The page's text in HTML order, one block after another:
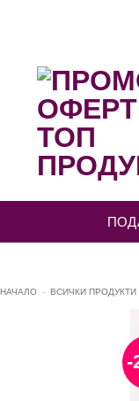
НАЧАЛО - ВСИЧКИ ПРОДУКТИ
-